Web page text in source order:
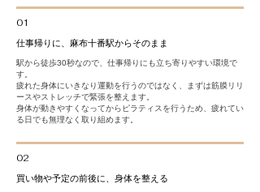
01
仕事帰りに、麻布十番駅からそのまま
駅から徒歩30秒なので、仕事帰りにも立ち寄りやすい環境で
す。
疲れた身体にいきなり運動を行うのではなく、まずは筋膜リリ
ースやストレッチで緊張を整えます。
身体が動きやすくなってからピラティスを行うため、疲れてい
る日でも無理なく取り組めます。
02
買い物や予定の前後に、身体を整える